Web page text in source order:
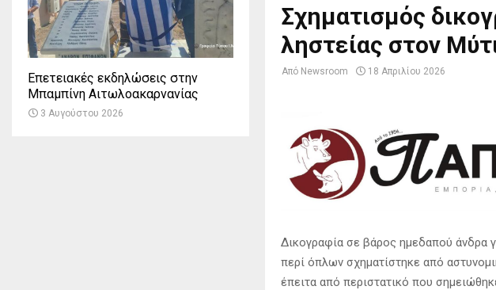
Σχηματισμός
ληστείας στον
Από Newsroom 18 Απριλίου 2026
Δικογραφία σε βάρος ημεδαπού άνδρα
περί όπλων σχηματίστηκε από
έπειτα από περιστατικό που
Επετειακές εκδηλώσεις στην
Μπαμπίνη Αιτωλοακαρνανίας
3 Αυγούστου 2026